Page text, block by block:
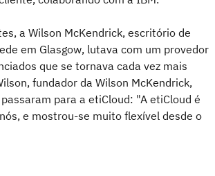
a Wilson McKendrick, escritório de
em Glasgow, lutava com um provedor
que se tornava cada vez mais
fundador da Wilson McKendrick,
para a etiCloud: "A etiCloud é
e mostrou-se muito flexível desde o